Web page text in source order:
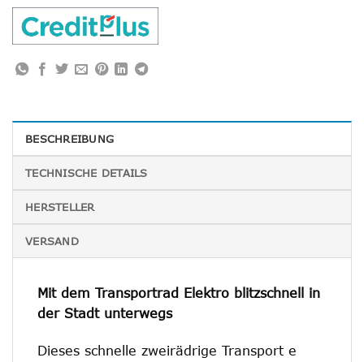
BESCHREIBUNG
TECHNISCHE DETAILS
HERSTELLER
VERSAND
Mit dem Transportrad Elektro blitzschnell in
der Stadt unterwegs
Dieses schnelle zweirädrige Transport e